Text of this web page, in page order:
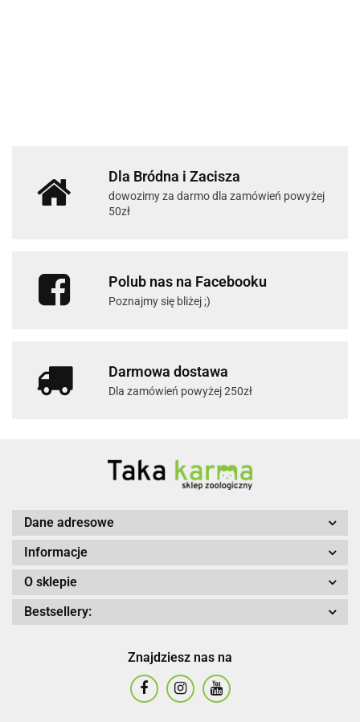
Dla Bródna i Zacisza
dowozimy za darmo dla zamówień powyżej
50zł
Polub nas na Facebooku
Poznajmy się bliżej ;)
Darmowa dostawa
Dla zamówień powyżej 250zł
Dane adresowe
Informacje
O sklepie
Bestsellery:
Znajdziesz nas na